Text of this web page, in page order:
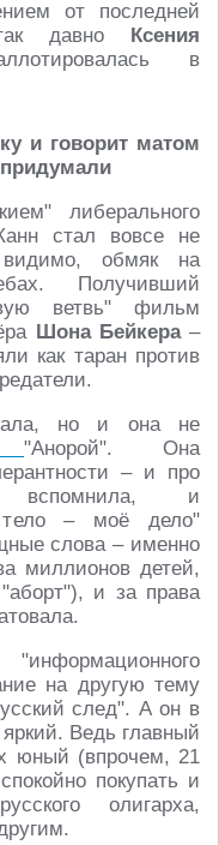
от последней
давно Ксения
в
и говорит матом
придумали
либерального
стал вовсе не
обмяк на
Получивший
ветвь" фильм
Шона Бейкера–
как таран против
но и она не
"Анорой". Она
– и про
вспомнила, и
тело – моё дело"
слова – именно
миллионов детей,
и за права
на другую тему
след". А он в
Ведь главный
юный (впрочем, 21
покупать и
олигарха,